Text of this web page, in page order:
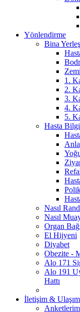
Yönlendirme
Bina
1.
2.
3.
4.
5.
Hasta
Nasıl
Nasıl
Organ
El Hijyeni
Diyabet
Obezite -
Alo 171
Alo 191
Hattı
İletişim & Ulaşım